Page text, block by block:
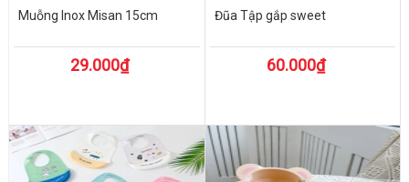
Muỗng Inox Misan 15cm
29.000₫
Đũa Tập gắp sweet
60.000₫